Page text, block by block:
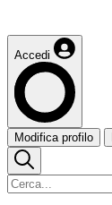
Accedi
Modifica profilo